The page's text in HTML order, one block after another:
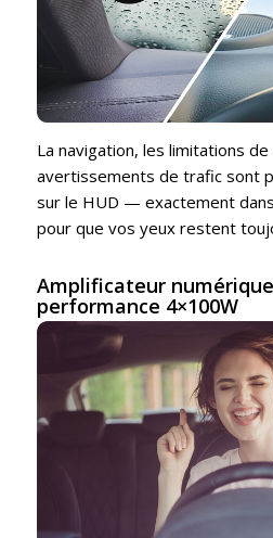
La navigation, les limitations
avertissements de trafic sont
sur le HUD — exactement
pour que vos yeux restent
Amplificateur
performance 4×100W